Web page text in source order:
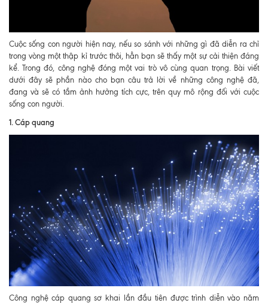
Cuộc sống con người hiện nay, nếu so sánh với những gì đã diễn ra chỉ
trong vòng một thập kỉ trước thôi, hẳn bạn sẽ thấy một sự cải thiện đáng
kể. Trong đó, công nghệ đóng một vai trò vô cùng quan trọng. Bài viết
dưới đây sẽ phần nào cho bạn câu trả lời về những công nghệ đã,
đang và sẽ có tầm ảnh hưởng tích cực, trên quy mô rộng đối với cuộc
sống con người.
1. Cáp quang
Công nghệ cáp quang sơ khai lần đầu tiên được trình diễn vào năm